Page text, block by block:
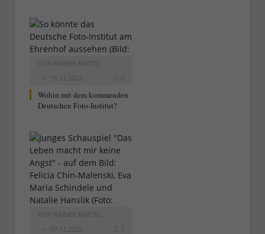
VON RAINER BARTEL
15.12.2022
0
Wohin mit dem kommenden
Deutschen Foto-Institut?
VON RAINER BARTEL
07.12.2022
1